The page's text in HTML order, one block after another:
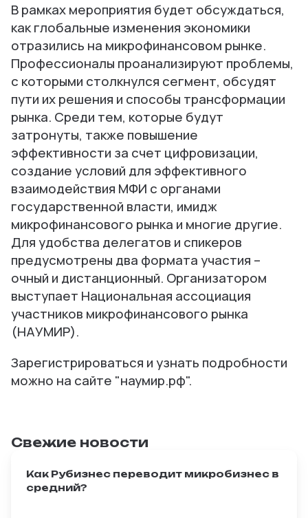
В рамках мероприятия будет обсуждаться,
как глобальные изменения экономики
отразились на микрофинансовом рынке.
Профессионалы проанализируют проблемы,
с которыми столкнулся сегмент, обсудят
пути их решения и способы трансформации
рынка. Среди тем, которые будут
затронуты, также повышение
эффективности за счет цифровизации,
создание условий для эффективного
взаимодействия МФИ с органами
государственной власти, имидж
микрофинансового рынка и многие другие.
Для удобства делегатов и спикеров
предусмотрены два формата участия –
очный и дистанционный. Организатором
выступает Национальная ассоциация
участников микрофинансового рынка
(НАУМИР).
Зарегистрироваться и узнать подробности
можно на сайте "наумир.рф".
Свежие новости
Как Рубизнес переводит микробизнес в
средний?